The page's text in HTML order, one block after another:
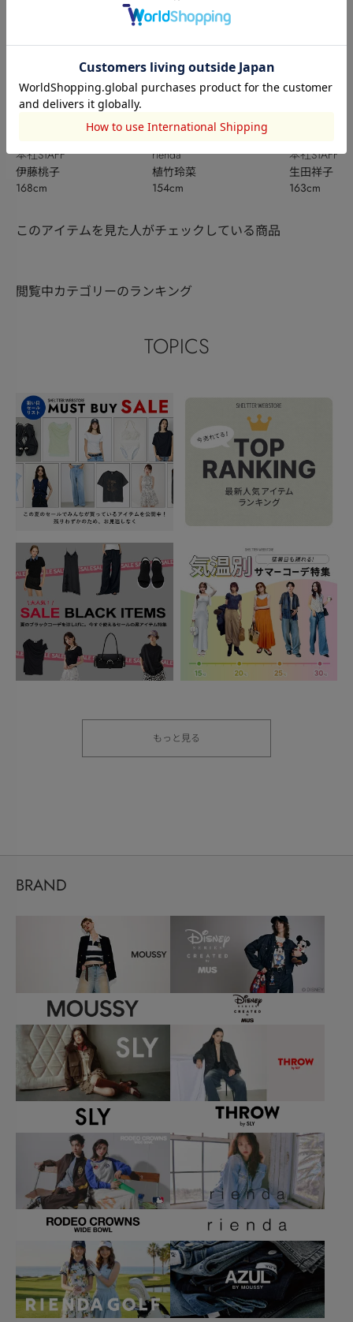
本社STAFF
伊藤桃子
168cm
rienda
植竹玲菜
154cm
本社STAFF
生田祥子
163cm
このアイテムを見た人がチェックしている商品
閲覧中カテゴリーのランキング
TOPICS
もっと見る
BRAND